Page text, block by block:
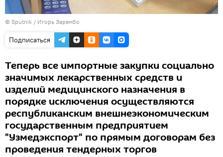
© Sputnik / Игорь Зарембо
Подписаться
Теперь все импортные закупки социально
значимых лекарственных средств и
изделий медицинского назначения в
порядке исключения осуществляются
республиканским внешнеэкономическим
государственным предприятием
"Узмедэкспорт" по прямым договорам без
проведения тендерных торгов